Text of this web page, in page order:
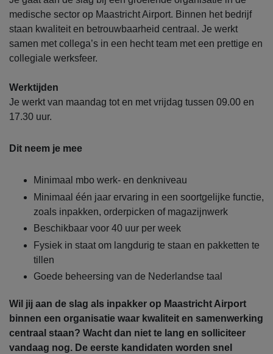
medische sector op Maastricht Airport. Binnen het bedrijf
staan kwaliteit en betrouwbaarheid centraal. Je werkt
samen met collega’s in een hecht team met een prettige en
collegiale werksfeer.
Werktijden
Je werkt van maandag tot en met vrijdag tussen 09.00 en
17.30 uur.
Dit neem je mee
Minimaal mbo werk- en denkniveau
Minimaal één jaar ervaring in een soortgelijke functie,
zoals inpakken, orderpicken of magazijnwerk
Beschikbaar voor 40 uur per week
Fysiek in staat om langdurig te staan en pakketten te
tillen
Goede beheersing van de Nederlandse taal
Wil jij aan de slag als inpakker op Maastricht Airport
binnen een organisatie waar kwaliteit en samenwerking
centraal staan? Wacht dan niet te lang en solliciteer
vandaag nog. De eerste kandidaten worden snel